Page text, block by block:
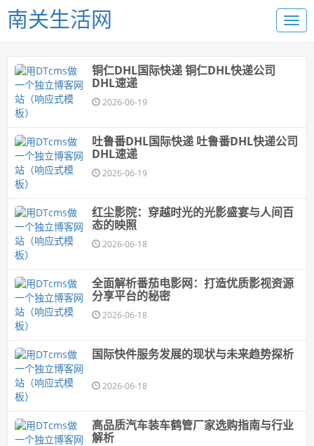
南关生活网
铜仁DHL国际快递 铜仁DHL快递公司
DHL速递
2026-06-19
吐鲁番DHL国际快递 吐鲁番DHL快递公司
DHL速递
2026-06-19
红尘影院：穿越时光的光影盛宴与人间百
态的映照
2026-06-18
全面解析番茄电影网：打造优质影视资源
分享平台的秘密
2026-06-18
国际快件服务发展的现状与未来趋势探析
2026-06-18
高品质汽车装车鹤管厂家选购指南与行业
解析